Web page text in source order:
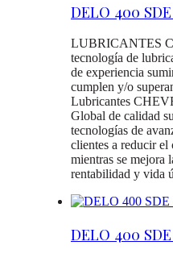
DELO 400
LUBRICANTES
tecnología de
de experiencia
cumplen y/o
Lubricantes
Global de calidad
tecnologías de
clientes a reducir el
mientras se mejora
rentabilidad y vida
DELO 400